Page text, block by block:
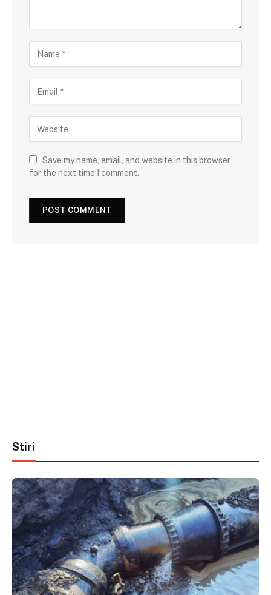
Save my name, email, and website in this browser
for the next time I comment.
Stiri